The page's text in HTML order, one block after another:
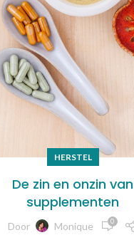
HERSTEL
De zin en onzin van
supplementen
Door Monique 0